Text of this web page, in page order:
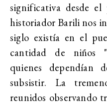
significativa desde
historiador Barili nos
siglo existía en el
cantidad de niños
quienes dependían
subsistir. La
reunidos observando